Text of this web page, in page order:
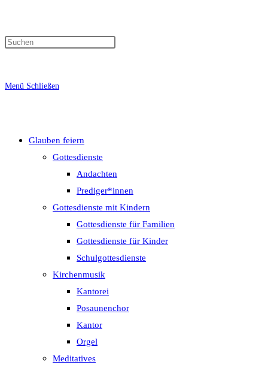
Menü Schließen
Glauben feiern
Gottesdienste
Andachten
Prediger*innen
Gottesdienste mit Kindern
Gottesdienste für Familien
Gottesdienste für Kinder
Schulgottesdienste
Kirchenmusik
Kantorei
Posaunenchor
Kantor
Orgel
Meditatives